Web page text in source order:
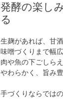
発酵の楽し
る
生麹があれば、甘
味噌づくりまで幅
肉や魚の下ごしら
やわらかく、旨み
手づくりならでは